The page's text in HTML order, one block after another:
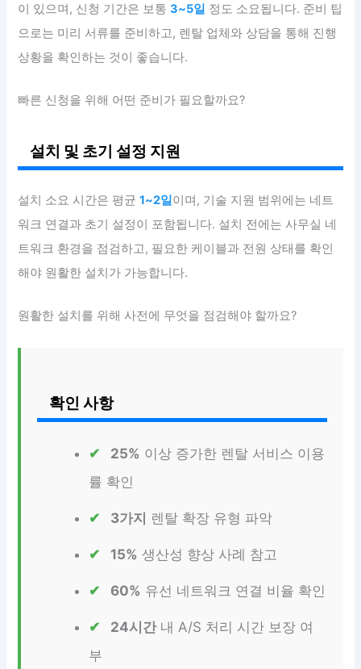
이 있으며, 신청 기간은 보통3~5일 정도 소요됩니다. 준비 팁
으로는 미리 서류를 준비하고, 렌탈 업체와 상담을 통해 진행
상황을 확인하는 것이 좋습니다.
빠른 신청을 위해 어떤 준비가 필요할까요?
설치 및 초기 설정 지원
설치 소요 시간은 평균1~2일이며, 기술 지원 범위에는 네트
워크 연결과 초기 설정이 포함됩니다. 설치 전에는 사무실 네
트워크 환경을 점검하고, 필요한 케이블과 전원 상태를 확인
해야 원활한 설치가 가능합니다.
원활한 설치를 위해 사전에 무엇을 점검해야 할까요?
확인 사항
25% 이상 증가한 렌탈 서비스 이용
률 확인
3가지 렌탈 확장 유형 파악
15% 생산성 향상 사례 참고
60% 유선 네트워크 연결 비율 확인
24시간내 A/S 처리 시간 보장 여
부